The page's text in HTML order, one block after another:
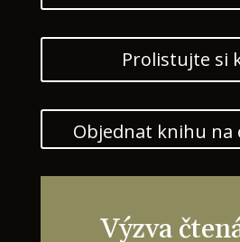
Prolistujte si
Objednat knihu na
Výzva